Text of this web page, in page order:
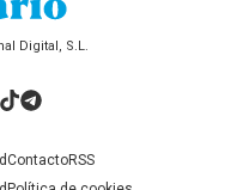
Digital, S.L.
ContactoRSS
TikTok
Telegram